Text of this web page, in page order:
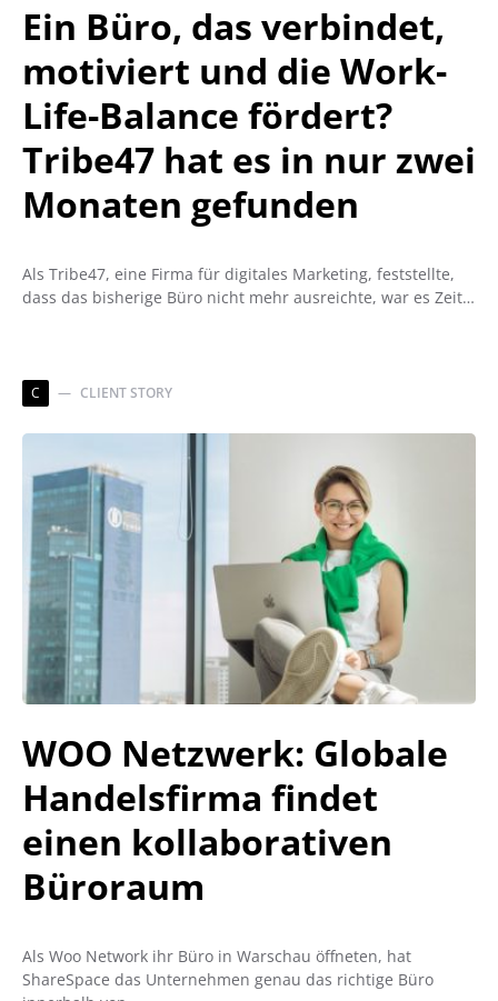
Ein Büro, das verbindet,
motiviert und die Work-
Life-Balance fördert?
Tribe47 hat es in nur zwei
Monaten gefunden
Als Tribe47, eine Firma für digitales Marketing, feststellte,
dass das bisherige Büro nicht mehr ausreichte, war es Zeit…
C CLIENT STORY
WOO Netzwerk: Globale
Handelsfirma findet
einen kollaborativen
Büroraum
Als Woo Network ihr Büro in Warschau öffneten, hat
ShareSpace das Unternehmen genau das richtige Büro